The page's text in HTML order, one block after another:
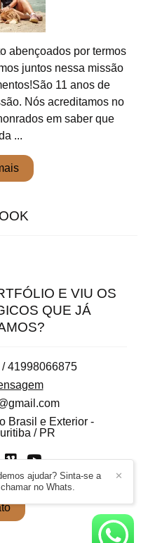
abençoados por termos
juntos nessa missão
11 anos de
Nós acreditamos no
em saber que
...
E VIU OS
QUE JÁ
41998066875
Brasil e Exterior -
/ PR
✕
ajudar? Sinta-se a
no Whats.